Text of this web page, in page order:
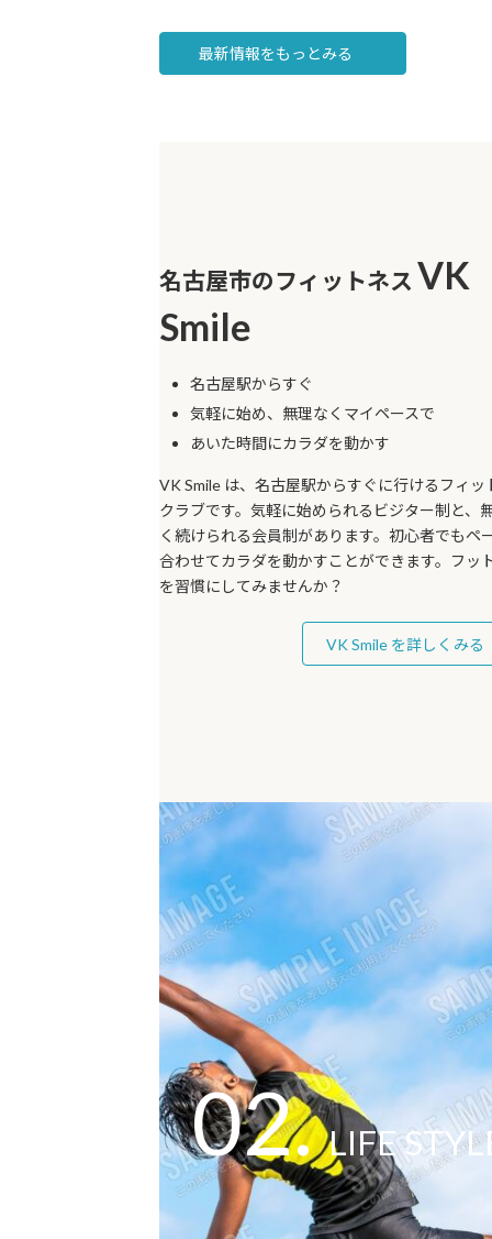
最新情報をもっとみる
名古屋市のフィットネス VK
Smile
名古屋駅からすぐ
気軽に始め、無理なくマイペースで
あいた時間にカラダを動かす
VK Smile は、名古屋駅からすぐに行けるフィッ
クラブです。気軽に始められるビジター制と、
く続けられる会員制があります。初心者でもペ
合わせてカラダを動かすことができます。フッ
を習慣にしてみませんか？
VK Smile を詳しくみる
02.LIFE